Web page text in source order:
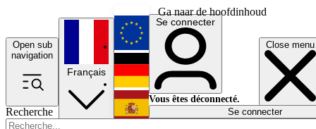
Ga naar de hoofdinhoud
Open sub
navigation
Close menu
Recherche
Français
English
Deutsch
Español
Se connecter
Vous êtes déconnecté.
Se connecter